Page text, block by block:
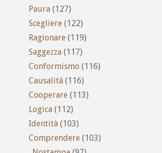
Paura (127)
Scegliere (122)
Ragionare (119)
Saggezza (117)
Conformismo (116)
Causalità (116)
Cooperare (113)
Logica (112)
Identità (103)
Comprendere (103)